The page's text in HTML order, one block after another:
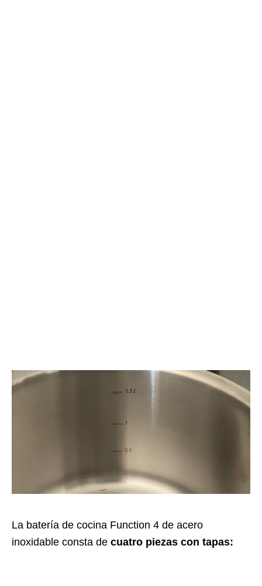
La batería de cocina Function 4 de acero
inoxidable consta de cuatro piezas con tapas: